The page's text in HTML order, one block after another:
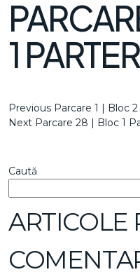
1 PARTER
NAVIGARE
ARTICOLE
Previous
Post
Previous Parcare 1 | Bloc
Next
Next Parcare 28 | Bloc 1
Caută
ARTICOLE